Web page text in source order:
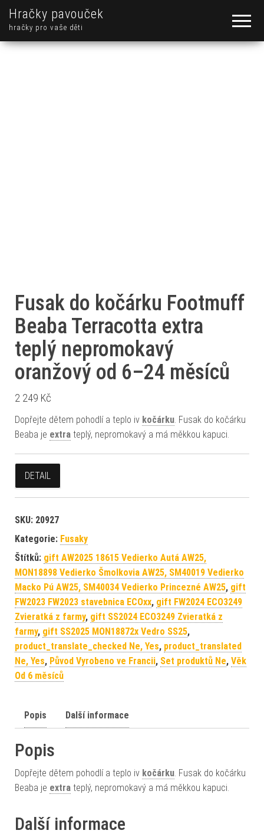
Hračky pavouček
hračky pro vaše děti
Fusak do kočárku Footmuff
Beaba Terracotta extra
teplý nepromokavý
oranžový od 6–24 měsíců
2 249 Kč
Dopřejte dětem pohodlí a teplo iv kočárku. Fusak do kočárku
Beaba je extra teplý, nepromokavý a má měkkou kapuci.
DETAIL
SKU: 20927
Kategorie: Fusaky
Štítků: gift AW2025 18615 Vedierko Autá AW25,
MON18898 Vedierko Šmolkovia AW25, SM40019 Vedierko
Macko Pú AW25, SM40034 Vedierko Princezné AW25, gift
FW2023 FW2023 stavebnica ECOxx, gift FW2024 ECO3249
Zvieratká z farmy, gift SS2024 ECO3249 Zvieratká z
farmy, gift SS2025 MON18872x Vedro SS25,
product_translate_checked Ne, Yes, product_translated
Ne, Yes, Původ Vyrobeno ve Francii, Set produktů Ne, Věk
Od 6 měsíců
Popis Další informace
Popis
Dopřejte dětem pohodlí a teplo iv kočárku. Fusak do kočárku
Beaba je extra teplý, nepromokavý a má měkkou kapuci.
Další informace